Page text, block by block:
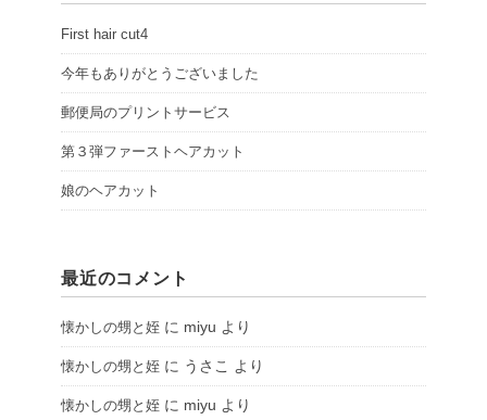
First hair cut4
今年もありがとうございました
郵便局のプリントサービス
第３弾ファーストヘアカット
娘のヘアカット
最近のコメント
懐かしの甥と姪 に miyu より
懐かしの甥と姪 に うさこ より
懐かしの甥と姪 に miyu より